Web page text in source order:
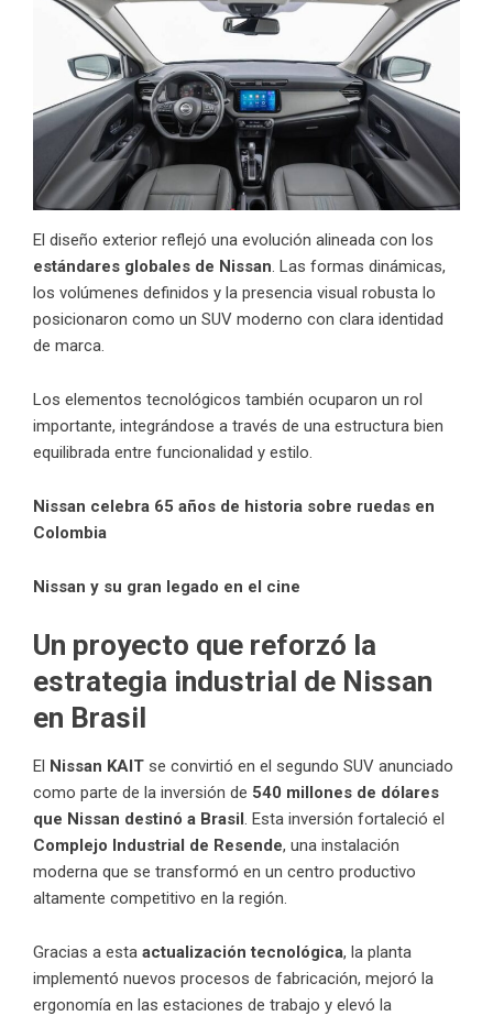
El diseño exterior reflejó una evolución alineada con los
estándares globales de Nissan . Las formas dinámicas,
los volúmenes definidos y la presencia visual robusta lo
posicionaron como un SUV moderno con clara identidad
de marca.
Los elementos tecnológicos también ocuparon un rol
importante, integrándose a través de una estructura bien
equilibrada entre funcionalidad y estilo.
Nissan celebra 65 años de historia sobre ruedas en
Colombia
Nissan y su gran legado en el cine
Un proyecto que reforzó la
estrategia industrial de Nissan
en Brasil
El Nissan KAIT se convirtió en el segundo SUV anunciado
como parte de la inversión de 540 millones de dólares
que Nissan destinó a Brasil . Esta inversión fortaleció el
Complejo Industrial de Resende, una instalación
moderna que se transformó en un centro productivo
altamente competitivo en la región.
Gracias a esta actualización tecnológica, la planta
implementó nuevos procesos de fabricación, mejoró la
ergonomía en las estaciones de trabajo y elevó la